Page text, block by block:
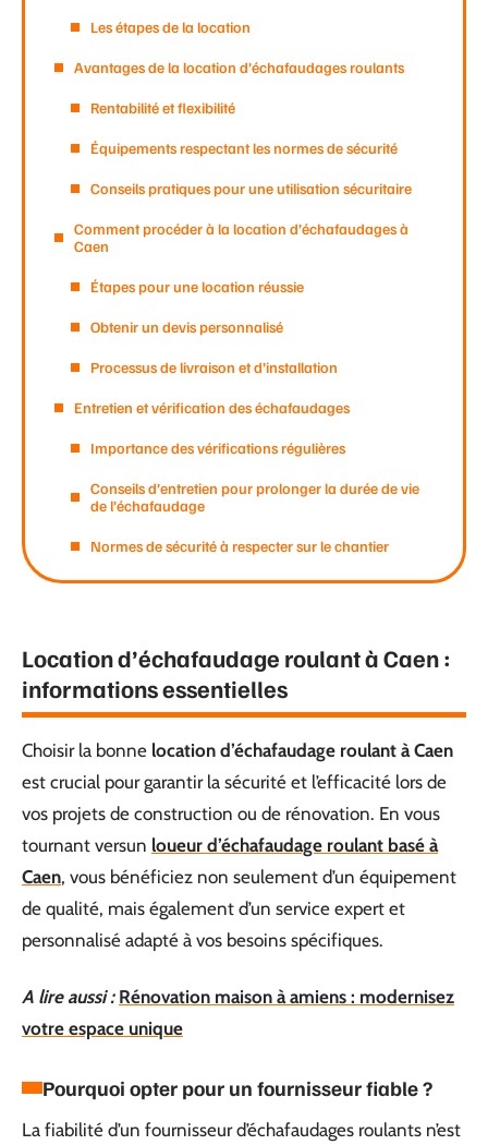
Les étapes de la location
Avantages de la location d’échafaudages roulants
Rentabilité et flexibilité
Équipements respectant les normes de sécurité
Conseils pratiques pour une utilisation sécuritaire
Comment procéder à la location d’échafaudages à
Caen
Étapes pour une location réussie
Obtenir un devis personnalisé
Processus de livraison et d’installation
Entretien et vérification des échafaudages
Importance des vérifications régulières
Conseils d’entretien pour prolonger la durée de vie
de l’échafaudage
Normes de sécurité à respecter sur le chantier
Location d’échafaudage roulant à Caen :
informations essentielles
Choisir la bonne location d’échafaudage roulant à Caen
est crucial pour garantir la sécurité et l’efficacité lors de
vos projets de construction ou de rénovation. En vous
tournant versun loueur d’échafaudage roulant basé à
Caen, vous bénéficiez non seulement d’un équipement
de qualité, mais également d’un service expert et
personnalisé adapté à vos besoins spécifiques.
A lire aussi : Rénovation maison à amiens : modernisez
votre espace unique
Pourquoi opter pour un fournisseur fiable ?
La fiabilité d’un fournisseur d’échafaudages roulants n’est